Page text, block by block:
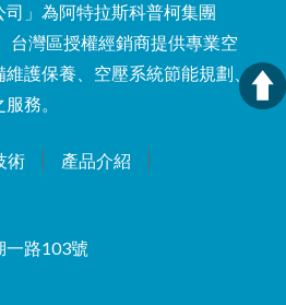
司」為阿特拉斯科普柯集團
台灣區授權經銷商提供專業空
護保養、空壓系統節能規劃、
務。
術
產品介紹
一路103號